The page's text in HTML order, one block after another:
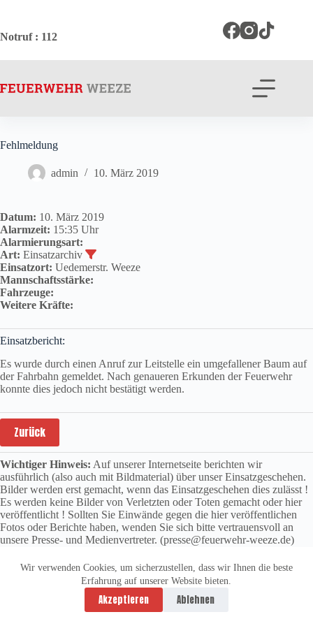
springen
Wir verwenden Cookies, um sicherzustellen, dass wir Ihnen die beste
Erfahrung auf unserer Website bieten.
Akzeptieren Ablehnen
Notruf: 112
Fehlmeldung
admin 10. März 2019
Datum: 10. März 2019
Alarmzeit: 15:35 Uhr
Alarmierungsart:
Art: Einsatzarchiv
Einsatzort: Uedemerstr. Weeze
Mannschaftsstärke:
Fahrzeuge:
Weitere Kräfte:
Einsatzbericht:
Es wurde durch einen Anruf zur Leitstelle ein umgefallener Baum auf
der Fahrbahn gemeldet. Nach genaueren Erkunden der Feuerwehr
konnte dies jedoch nicht bestätigt werden.
Zurück
Wichtiger Hinweis: Auf unserer Internetseite berichten wir
ausführlich (also auch mit Bildmaterial) über unser Einsatzgeschehen.
Bilder werden erst gemacht, wenn das Einsatzgeschehen dies zulässt !
Es werden keine Bilder von Verletzten oder Toten gemacht oder hier
veröffentlicht ! Sollten Sie Einwände gegen die hier veröffentlichen
Fotos oder Berichte haben, wenden Sie sich bitte vertrauensvoll an
unsere Presse- und Medienvertreter. (presse@feuerwehr-weeze.de)
Datenschutzerklärung
Impressum
Copyright © 2026 -
vitolution